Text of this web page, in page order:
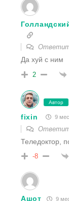
Да хуй с ним
2
Автор
fixin 9
Теледоктор,
-8
Ашот 9